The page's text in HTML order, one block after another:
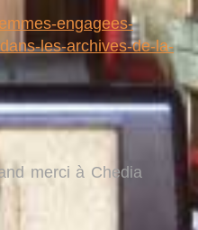
engagees-
les-archives-de-la-
merci à Chedia